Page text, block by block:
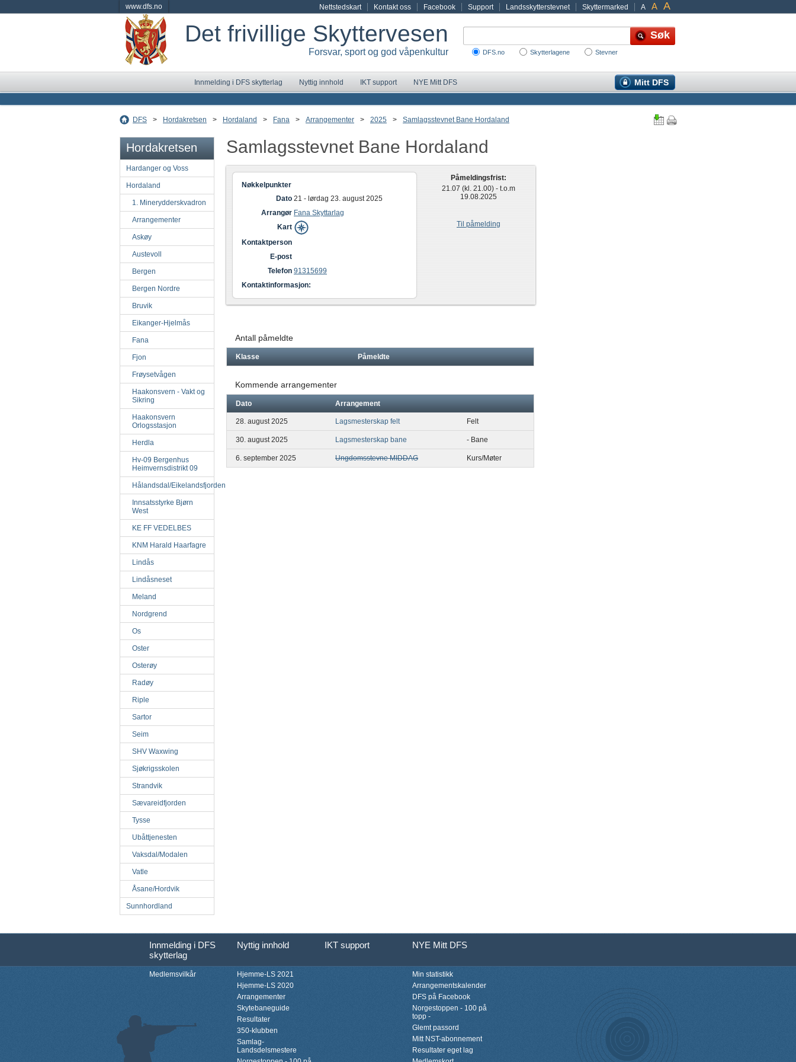
www.dfs.no A A A
Nettstedskart Kontakt oss Facebook Support Landsskytterstevnet Skyttermarked
Det frivillige Skyttervesen
Forsvar, sport og god våpenkultur DFS.no Skytterlagene Stevner
Innmelding i DFS skytterlag Nyttig innhold IKT support Mitt DFS
NYE Mitt DFS
DFS > Hordakretsen > Hordaland > Fana > Arrangementer > 2025 > Samlagsstevnet Bane Hordaland
Hordakretsen
Hardanger og Voss
Hordaland
1. Minerydderskvadron
Arrangementer
Askøy
Austevoll
Bergen
Bergen Nordre
Bruvik
Eikanger-Hjelmås
Fana
Fjon
Frøysetvågen
Haakonsvern - Vakt og
Sikring
Haakonsvern
Orlogsstasjon
Herdla
Hv-09 Bergenhus
Heimvernsdistrikt 09
Hålandsdal/Eikelandsfjorden
Innsatsstyrke Bjørn
West
KE FF VEDELBES
KNM Harald Haarfagre
Lindås
Lindåsneset
Meland
Nordgrend
Os
Oster
Osterøy
Radøy
Riple
Sartor
Seim
SHV Waxwing
Sjøkrigsskolen
Strandvik
Sævareidfjorden
Tysse
Ubåttjenesten
Vaksdal/Modalen
Vatle
Åsane/Hordvik
Sunnhordland
Samlagsstevnet Bane Hordaland
Nøkkelpunkter
Dato 21 - lørdag 23. august 2025
Arrangør Fana Skyttarlag
Kart
Kontaktperson
E-post
Telefon 91315699
Kontaktinformasjon:
Påmeldingsfrist:
21.07 (kl. 21.00) - t.o.m
19.08.2025
Til påmelding
Antall påmeldte
Klasse Påmeldte
Kommende arrangementer
Dato Arrangement
28. august 2025 Lagsmesterskap felt Felt
30. august 2025 Lagsmesterskap bane - Bane
6. september 2025 Ungdomsstevne MIDDAG Kurs/Møter
Innmelding i DFS
skytterlag
Nyttig innhold IKT support NYE Mitt DFS
Medlemsvilkår
Hjemme-LS 2021
Hjemme-LS 2020
Arrangementer
Skytebaneguide
Resultater
350-klubben
Samlag-
Landsdelsmestere
Min statistikk
Arrangementskalender
DFS på Facebook
Norgestoppen - 100 på
topp -
Glemt passord
Mitt NST-abonnement
Resultater eget lag